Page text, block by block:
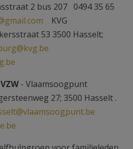
2 bus 207 0494 35 65
KVG
53 3500 Hasselt;
- Vlaamsoogpunt
27; 3500 Hasselt .